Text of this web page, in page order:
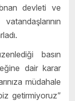
devleti ve
basın
dair karar
müdahale
getirmiyoruz”